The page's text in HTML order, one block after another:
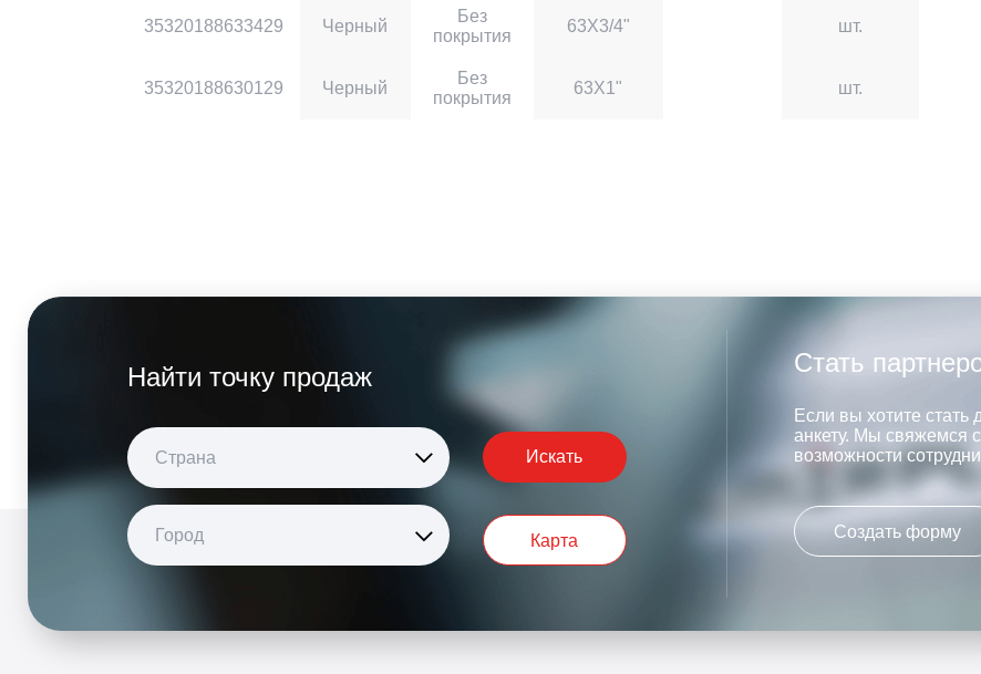
35320188633429 Черный
Без
покрытия
63X3/4" шт.
35320188630129 Черный
Без
покрытия
63X1" шт.
Найти точку продаж
Страна Искать
Город Карта
Стать
Если вы хотите
анкету. Мы свяжемся
возможности
Создать форму